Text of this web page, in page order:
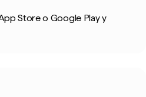
Store o Google Play y